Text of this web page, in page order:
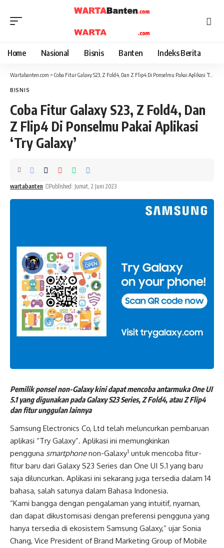
Home Nasional Bisnis Banten Indeks Berita
Wartabanten.com > Coba Fitur Galaxy S23, Z Fold4, Dan Z Flip4 Di Ponselmu Pakai Aplikasi ‘Try Galaxy’
BISNIS
Coba Fitur Galaxy S23, Z Fold4, Dan
Z Flip4 Di Ponselmu Pakai Aplikasi
‘Try Galaxy’
wartabanten Published: Jumat, 2 Juni 2023
Pemilik ponsel non-Galaxy kini dapat mencoba antarmuka One UI
5.1 yang digunakan pada Galaxy S23 Series, Z Fold4, atau Z Flip4
dan fitur unggulan lainnya
Samsung Electronics Co, Ltd telah meluncurkan pembaruan
aplikasi “Try Galaxy”. Aplikasi ini memungkinkan
pengguna smartphonenon-Galaxy1 untuk mencoba fitur-
fitur baru dari Galaxy S23 Series dan One UI 5.1 yang baru
saja diluncurkan. Aplikasi ini sekarang juga tersedia dalam 14
bahasa, salah satunya dalam Bahasa Indonesia.
“Kami bangga dengan pengalaman yang intuitif, nyaman,
dan dapat dikustomisasi dengan preferensi pengguna yang
hanya tersedia di ekosistem Samsung Galaxy,” ujar Sonia
Chang, Vice President of Brand Marketing Group of Mobile